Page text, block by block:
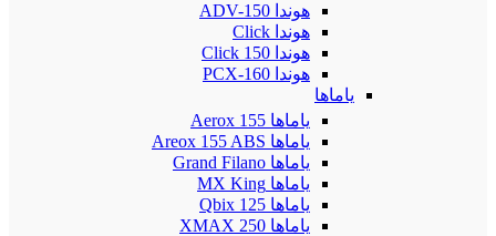
هوندا ADV-150
هوندا Click
هوندا Click 150
هوندا PCX-160
یاماها
یاماها Aerox 155
یاماها Areox 155 ABS
یاماها Grand Filano
یاماها MX King
یاماها Qbix 125
یاماها XMAX 250